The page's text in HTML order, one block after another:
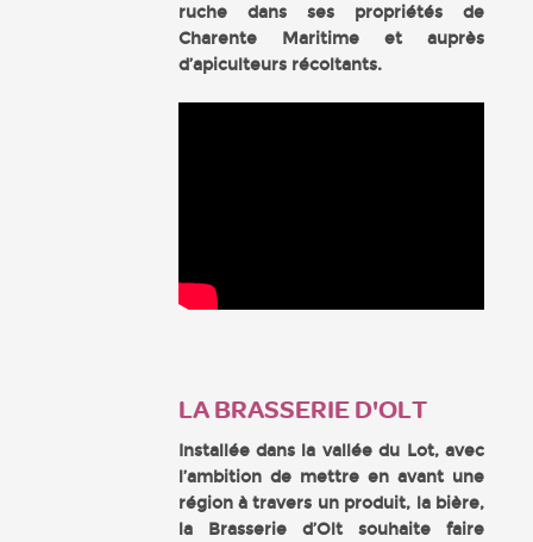
ruche dans ses propriétés de
Charente Maritime et auprès
d’apiculteurs récoltants.
LA BRASSERIE D'OLT
Installée dans la vallée du Lot, avec
l’ambition de mettre en avant une
région à travers un produit, la bière,
la Brasserie d’Olt souhaite faire